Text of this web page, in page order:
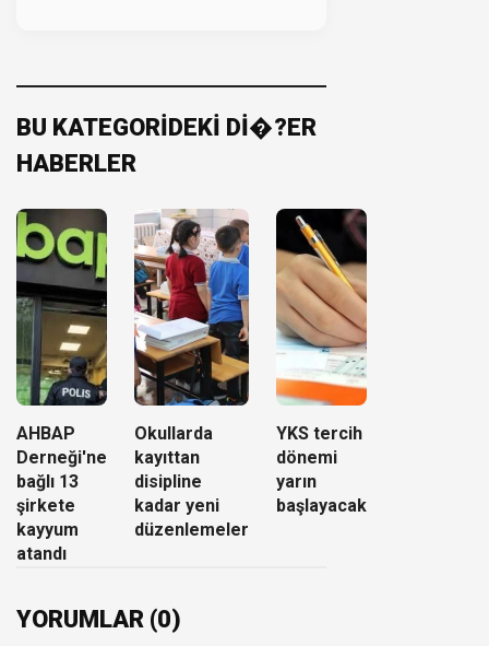
BU KATEGORİDEKİ Dİ�?ER
HABERLER
AHBAP
Derneği'ne
bağlı 13
şirkete
kayyum
atandı
Okullarda
kayıttan
disipline
kadar yeni
düzenlemeler
YKS tercih
dönemi
yarın
başlayacak
YORUMLAR (0)